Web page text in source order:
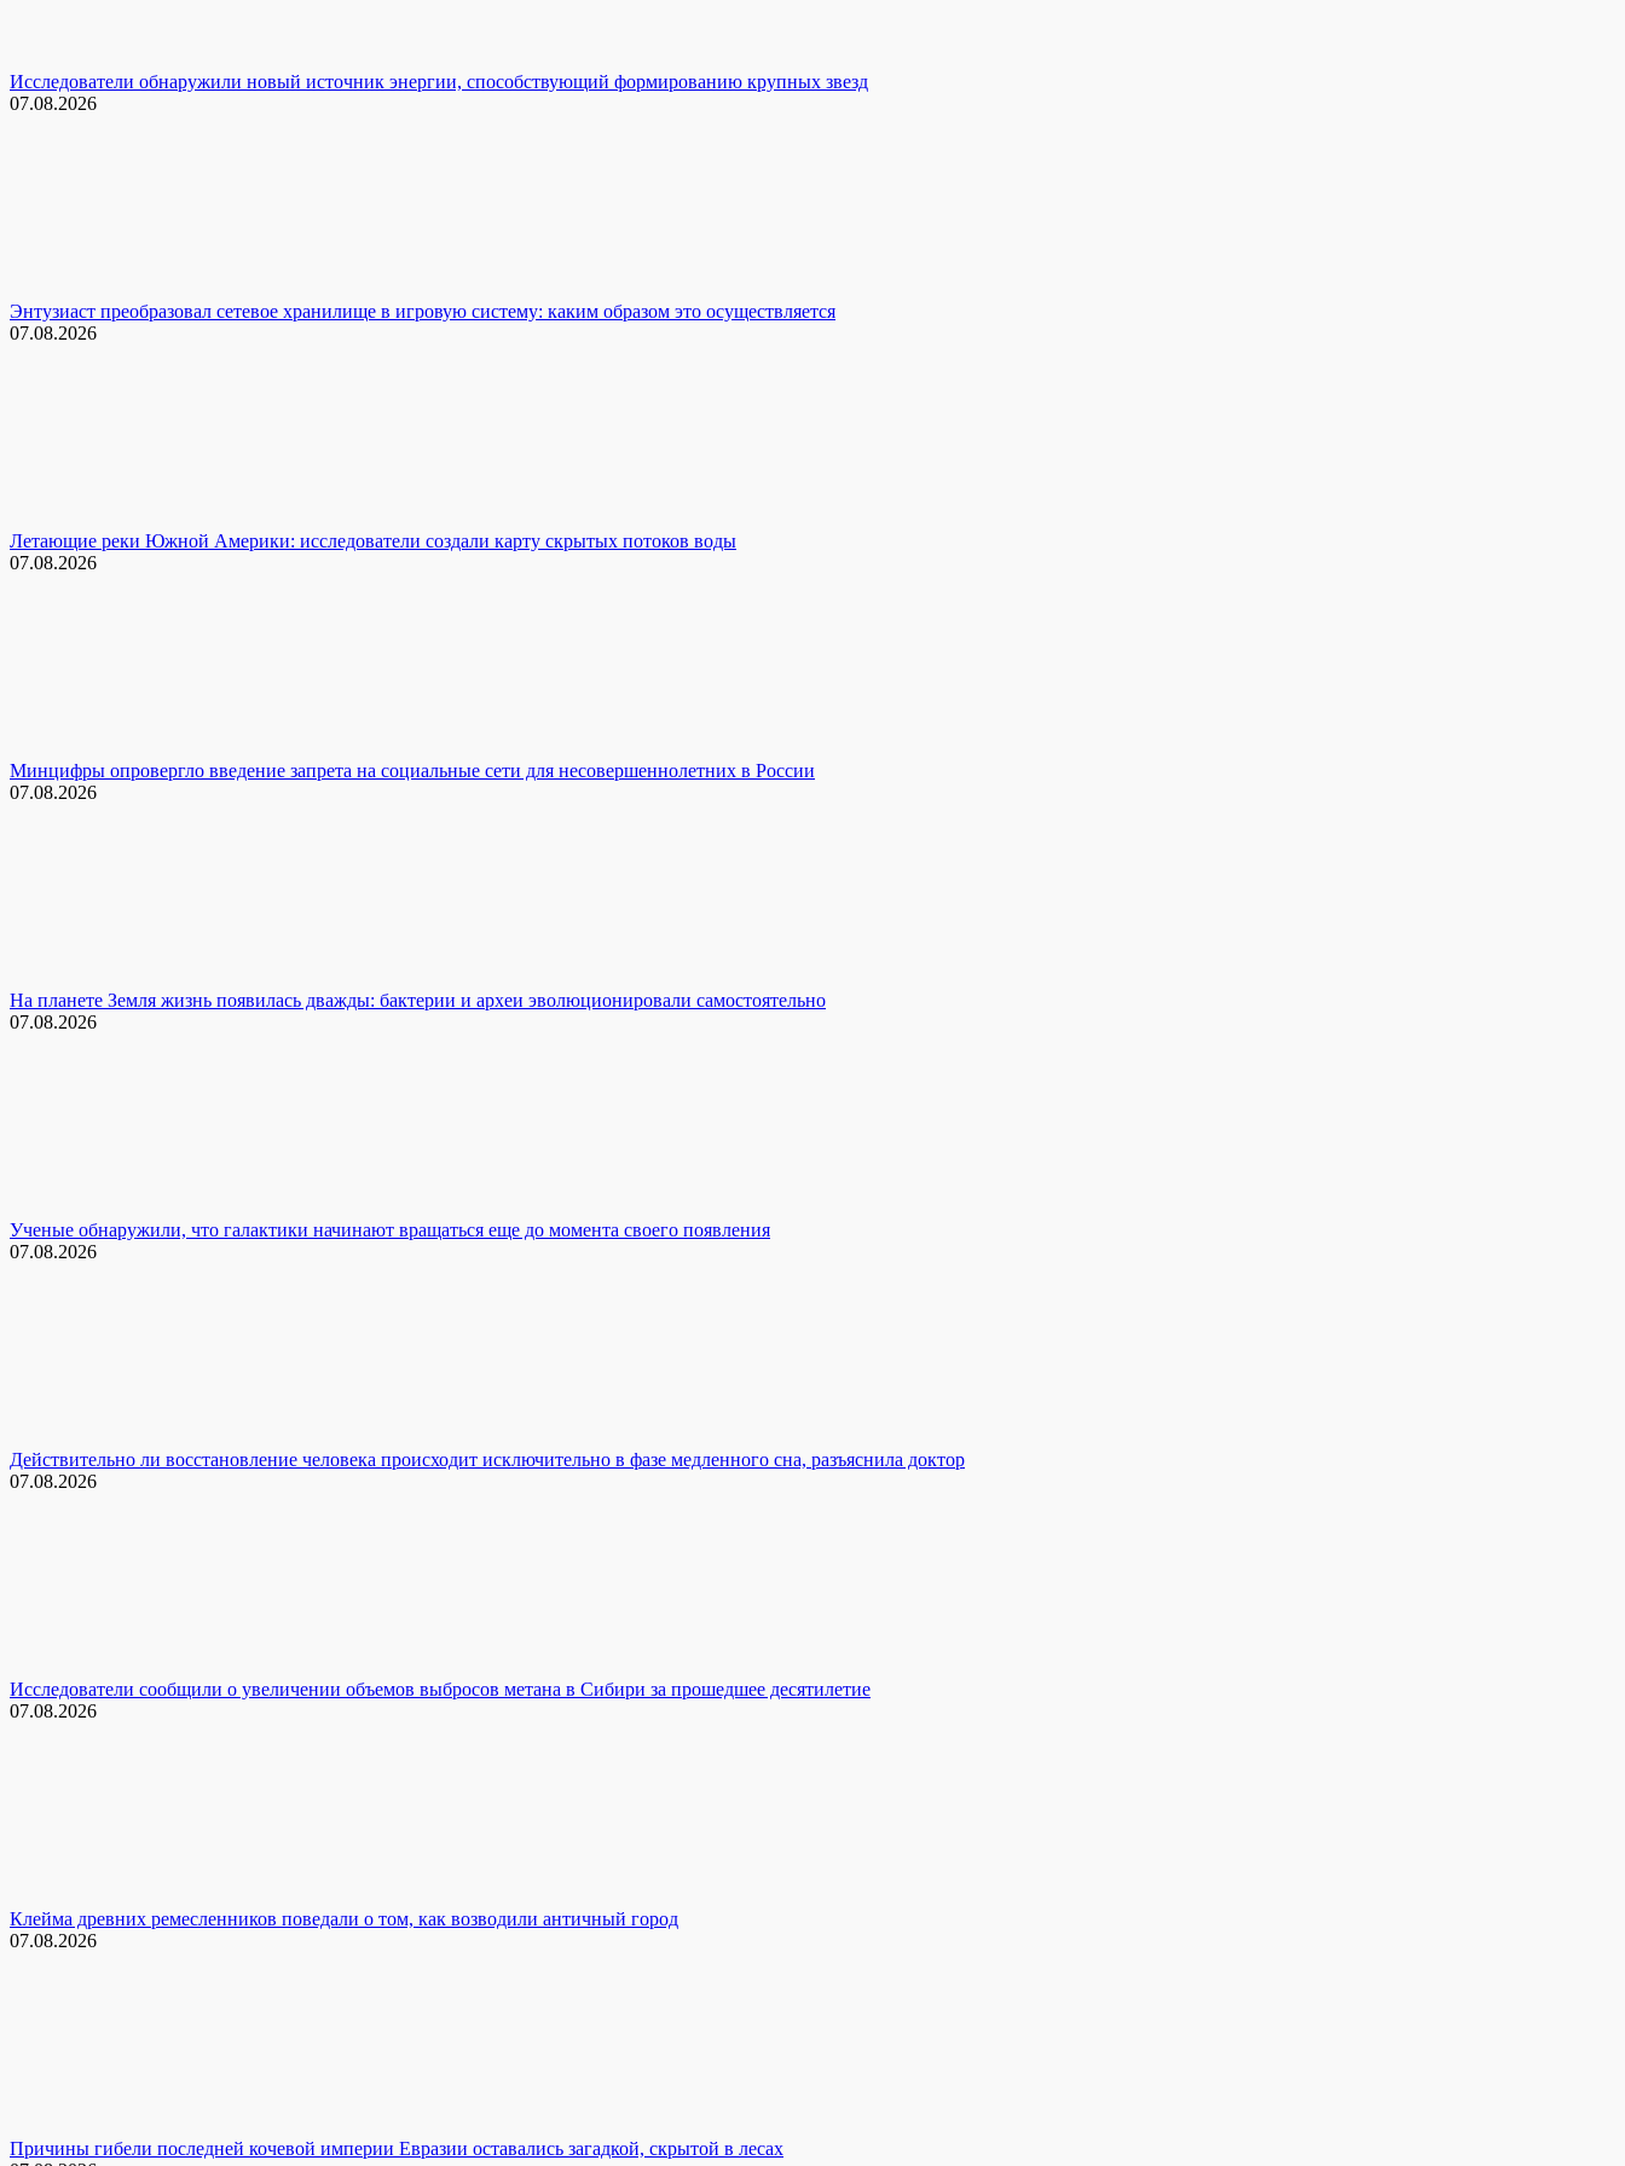
Исследователи обнаружили новый источник энергии, способствующий формированию крупных звезд
07.08.2026
Энтузиаст преобразовал сетевое хранилище в игровую систему: каким образом это осуществляется
07.08.2026
Летающие реки Южной Америки: исследователи создали карту скрытых потоков воды
07.08.2026
Минцифры опровергло введение запрета на социальные сети для несовершеннолетних в России
07.08.2026
На планете Земля жизнь появилась дважды: бактерии и археи эволюционировали самостоятельно
07.08.2026
Ученые обнаружили, что галактики начинают вращаться еще до момента своего появления
07.08.2026
Действительно ли восстановление человека происходит исключительно в фазе медленного сна, разъяснила доктор
07.08.2026
Исследователи сообщили о увеличении объемов выбросов метана в Сибири за прошедшее десятилетие
07.08.2026
Клейма древних ремесленников поведали о том, как возводили античный город
07.08.2026
Причины гибели последней кочевой империи Евразии оставались загадкой, скрытой в лесах